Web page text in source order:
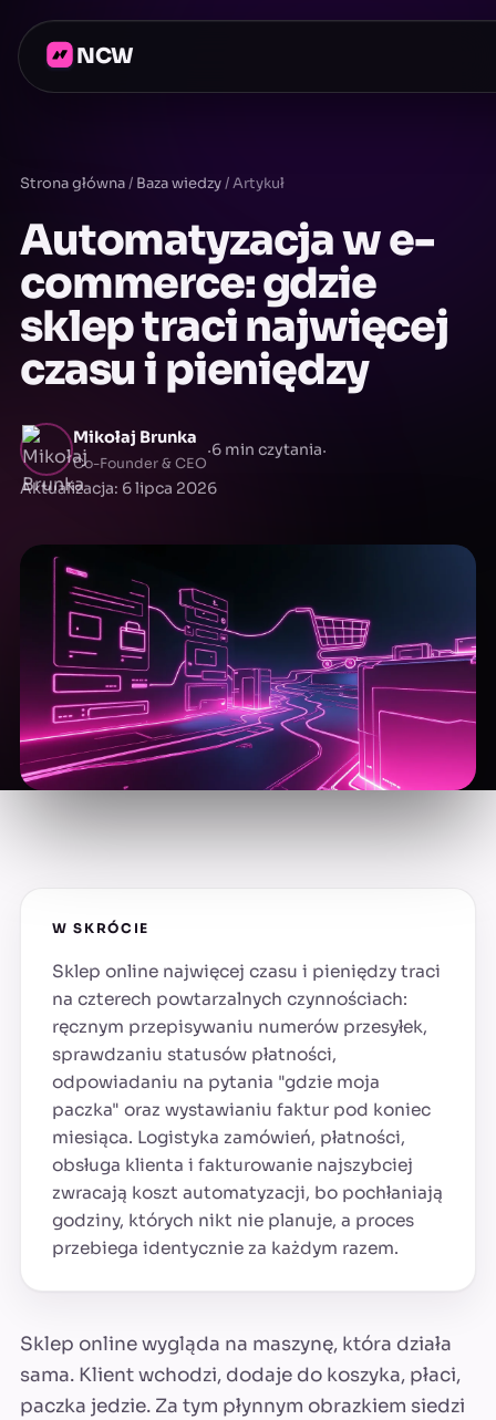
NCW
Strona główna/ Baza wiedzy/Artykuł
Automatyzacja w e-
commerce: gdzie
sklep traci najwięcej
czasu i pieniędzy
Mikołaj Brunka
Co-Founder & CEO
·6 min czytania·
Aktualizacja: 6 lipca 2026
W SKRÓCIE
Sklep online najwięcej czasu i pieniędzy traci
na czterech powtarzalnych czynnościach:
ręcznym przepisywaniu numerów przesyłek,
sprawdzaniu statusów płatności,
odpowiadaniu na pytania "gdzie moja
paczka" oraz wystawianiu faktur pod koniec
miesiąca. Logistyka zamówień, płatności,
obsługa klienta i fakturowanie najszybciej
zwracają koszt automatyzacji, bo pochłaniają
godziny, których nikt nie planuje, a proces
przebiega identycznie za każdym razem.
Sklep online wygląda na maszynę, która działa
sama. Klient wchodzi, dodaje do koszyka, płaci,
paczka jedzie. Za tym płynnym obrazkiem siedzi